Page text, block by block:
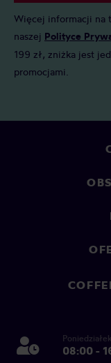
Więcej informacji na
naszej Polityce
199 zł, zniżka jest
promocjami.
08:00 -